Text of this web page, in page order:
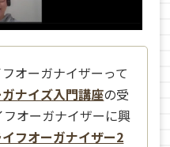
オーガナイザーって
ナイズ入門講座の受
オーガナイザーに興
イフオーガナイザー2